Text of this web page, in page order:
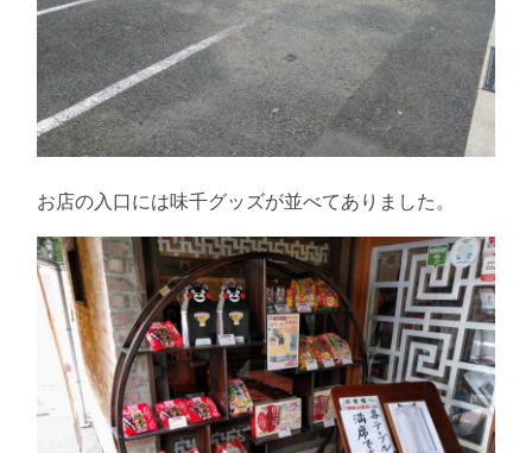
お店の入口には味千グッズが並べてありました。